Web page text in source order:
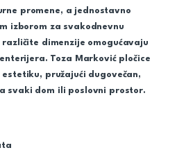
promene, a jednostavno
izborom za svakodnevnu
dimenzije omogućavaju
Toza Marković pločice
pružajući dugovečan,
svaki dom ili poslovni prostor.